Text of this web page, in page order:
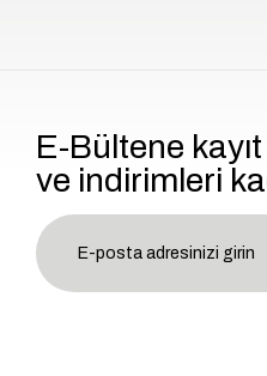
E-Bültene
ve indirimleri